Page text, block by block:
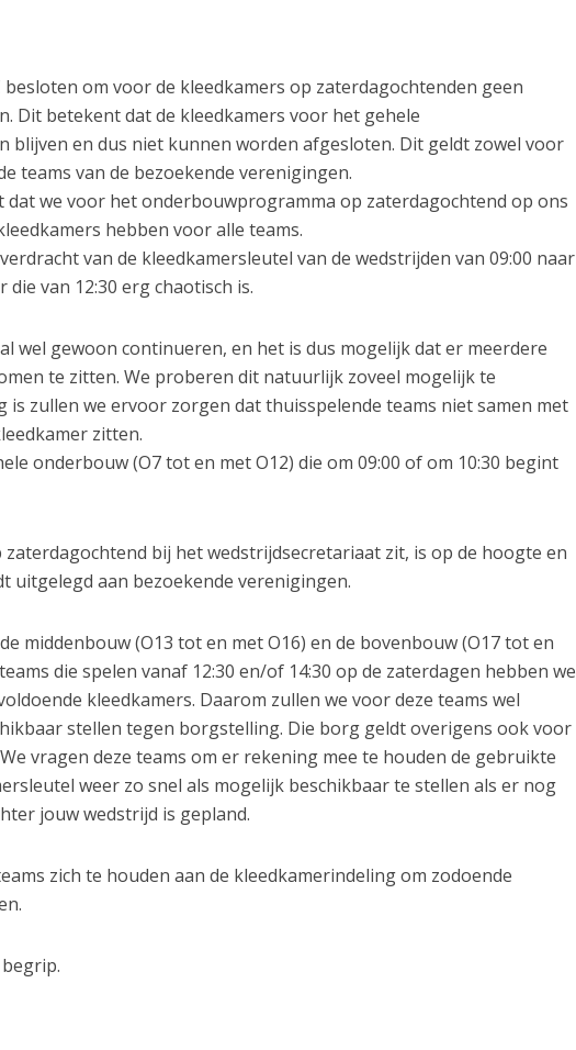
besloten om voor de kleedkamers op zaterdagochtenden geen
Dit betekent dat de kleedkamers voor het gehele
blijven en dus niet kunnen worden afgesloten. Dit geldt zowel voor
teams van de bezoekende verenigingen.
dat we voor het onderbouwprogramma op zaterdagochtend op ons
hebben voor alle teams.
van de kleedkamersleutel van de wedstrijden van 09:00 naar
die van 12:30 erg chaotisch is.
wel gewoon continueren, en het is dus mogelijk dat er meerdere
te zitten. We proberen dit natuurlijk zoveel mogelijk te
is zullen we ervoor zorgen dat thuisspelende teams niet samen met
zitten.
onderbouw (O7 tot en met O12) die om 09:00 of om 10:30 begint
zaterdagochtend bij het wedstrijdsecretariaat zit, is op de hoogte en
uitgelegd aan bezoekende verenigingen.
middenbouw (O13 tot en met O16) en de bovenbouw (O17 tot en
die spelen vanaf 12:30 en/of 14:30 op de zaterdagen hebben we
kleedkamers. Daarom zullen we voor deze teams wel
stellen tegen borgstelling. Die borg geldt overigens ook voor
vragen deze teams om er rekening mee te houden de gebruikte
weer zo snel als mogelijk beschikbaar te stellen als er nog
jouw wedstrijd is gepland.
zich te houden aan de kleedkamerindeling om zodoende